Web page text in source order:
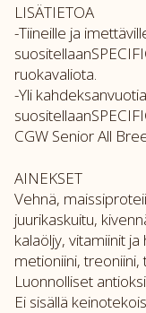
LISÄTIETOA
-Tiineille ja
ruokavaliota.
-Yli
CGW Senior All
AINEKSET
Vehnä,
juurikaskuitu,
kalaöljy, vitamiinit
metioniini,
Luonnolliset
Ei sisällä